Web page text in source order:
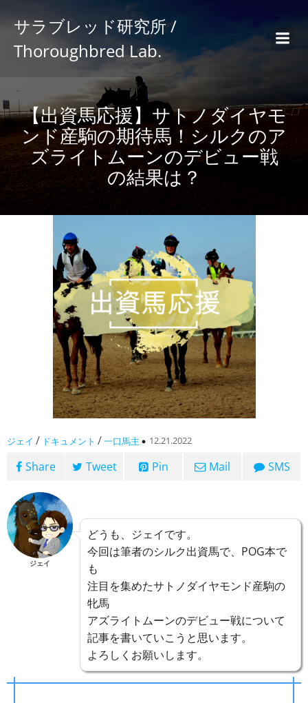
サラブレッド研究所 /
Thoroughbred Lab.
【出資馬応援】サトノダイヤモ
ンド産駒の期待馬！シルクのア
ズライトムーンのデビュー戦
の結果は？
ジェイ / ドキュメント /一口馬主 12.21.2022
Share Tweet Pin Mail SMS
ジェイ
どうも、ジェイです。
今回は筆者のシルク出資馬で、POG本で
も
注目を集めたサトノダイヤモンド産駒の
牝馬
アズライトムーンのデビュー戦について
記事を書いていこうと思います。
よろしくお願いします。